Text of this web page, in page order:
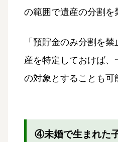
の範囲で遺産の分割を
「預貯金のみ分割を
産を特定しておけば、
の対象とすることも可
④未婚で生まれた